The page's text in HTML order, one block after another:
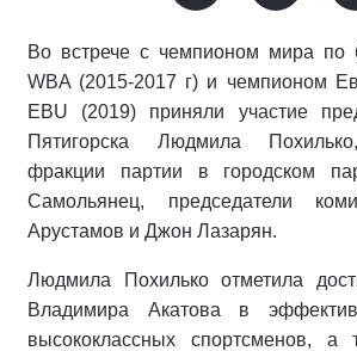
Во встрече с чемпионом мира по
WBA (2015-2017 г) и чемпионом
EBU (2019) приняли участие
Пятигорска Людмила
фракции партии в городском
Самольянец, председатели
Арустамов и Джон Лазарян.
Людмила Похилько отметила
Владимира Акатова в
высококлассных спортсменов, а